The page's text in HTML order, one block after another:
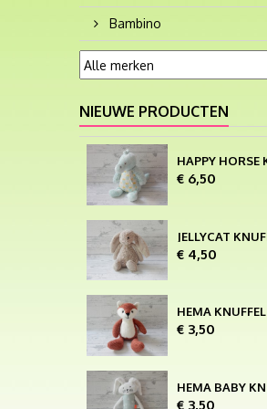
Bambino
NIEUWE PRODUCTEN
Prijs
€ 6,50
Prijs
€ 4,50
Prijs
€ 3,50
Prijs
€ 3,50